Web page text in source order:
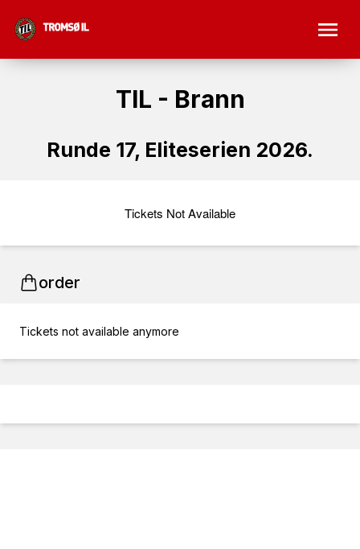
TIL - Brann
Runde 17, Eliteserien 2026.
Tickets Not Available
order
Tickets not available anymore